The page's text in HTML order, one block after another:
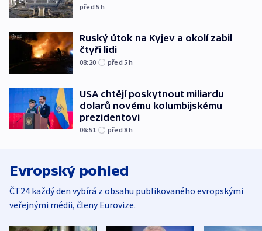
před 5h
Ruský útok na Kyjev a okolí zabil
čtyři lidi
08:20 před 5h
USA chtějí poskytnout miliardu
dolarů novému kolumbijskému
prezidentovi
06:51 před 8h
Evropský pohled
ČT24 každý den vybírá z obsahu publikovaného evropskými
veřejnými médii, členy Eurovize.